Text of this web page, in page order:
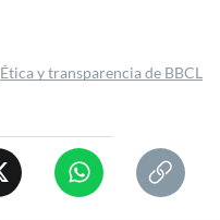
Ética y transparencia de BBCL